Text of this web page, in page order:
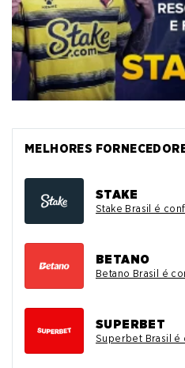
MELHORES
STAKE
Stake Brasil é
BETANO
Betano Brasil é
SUPERBET
Superbet Brasil é